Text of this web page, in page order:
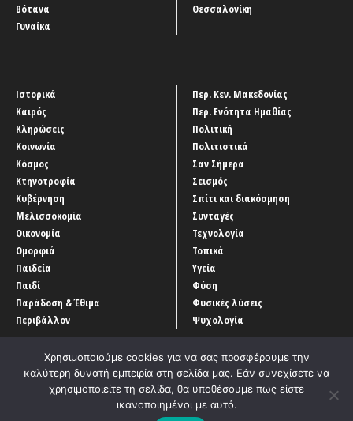
Βότανα
Γυναίκα
Θεσσαλονίκη
Ιστορικά
Καιρός
Κληρώσεις
Κοινωνία
Κόσμος
Κτηνοτροφία
Κυβέρνηση
Μελισσοκομία
Οικονομία
Ομορφιά
Παιδεία
Παιδί
Παράδοση & Έθιμα
Περιβάλλον
Περ. Κεν. Μακεδονίας
Περ. Ενότητα Ημαθίας
Πολιτική
Πολιτιστικά
Σαν Σήμερα
Σεισμός
Σπίτι και διακόσμηση
Συνταγές
Τεχνολογία
Τοπικά
Υγεία
Φύση
Φυσικές λύσεις
Ψυχολογία
‘Οροι χρήσης Αρχείο Άρθρων
Χρησιμοποιούμε cookies για να σας προσφέρουμε την
καλύτερη δυνατή εμπειρία στη σελίδα μας. Εάν συνεχίσετε να
χρησιμοποιείτε τη σελίδα, θα υποθέσουμε πως είστε
ικανοποιημένοι με αυτό.